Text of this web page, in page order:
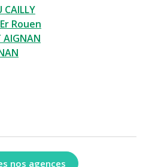
CAILLY
Rouen
AIGNAN
nos agences